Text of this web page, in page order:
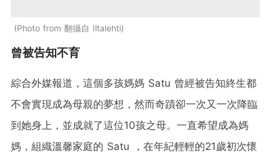
Photo from 翻攝自 Iltalehti
曾被告知不育
綜合外媒報道，這個多孩媽媽 Satu 曾經被告知終生都
不會實現成為母親的夢想，然而奇蹟卻一次又一次降臨
到她身上，並成就了這位10孩之母。一直希望成為媽
媽，組織溫馨家庭的 Satu ，在年紀輕輕的21歲初次懷